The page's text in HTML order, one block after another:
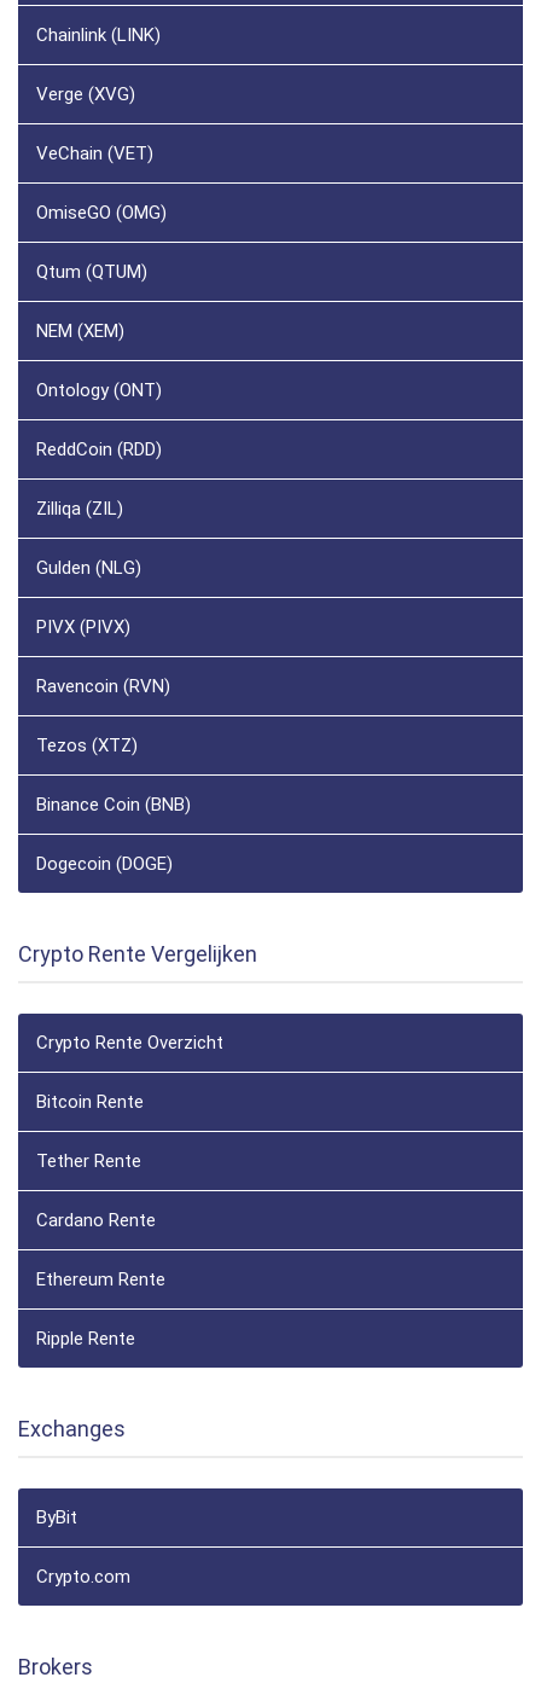
Chainlink (LINK)
Verge (XVG)
VeChain (VET)
OmiseGO (OMG)
Qtum (QTUM)
NEM (XEM)
Ontology (ONT)
ReddCoin (RDD)
Zilliqa (ZIL)
Gulden (NLG)
PIVX (PIVX)
Ravencoin (RVN)
Tezos (XTZ)
Binance Coin (BNB)
Dogecoin (DOGE)
Crypto Rente Vergelijken
Crypto Rente Overzicht
Bitcoin Rente
Tether Rente
Cardano Rente
Ethereum Rente
Ripple Rente
Exchanges
ByBit
Crypto.com
Brokers